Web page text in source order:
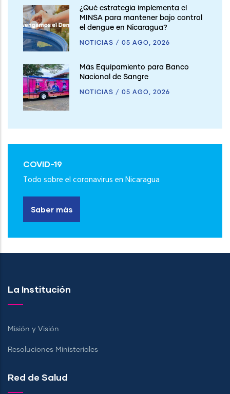
¿Qué estrategia implementa el
MINSA para mantener bajo control
el dengue en Nicaragua?
NOTICIAS / 05 AGO, 2026
Más Equipamiento para Banco
Nacional de Sangre
NOTICIAS / 05 AGO, 2026
COVID-19
Todo sobre el coronavirus en Nicaragua
Saber más
La Institución
Misión y Visión
Resoluciones Ministeriales
Red de Salud